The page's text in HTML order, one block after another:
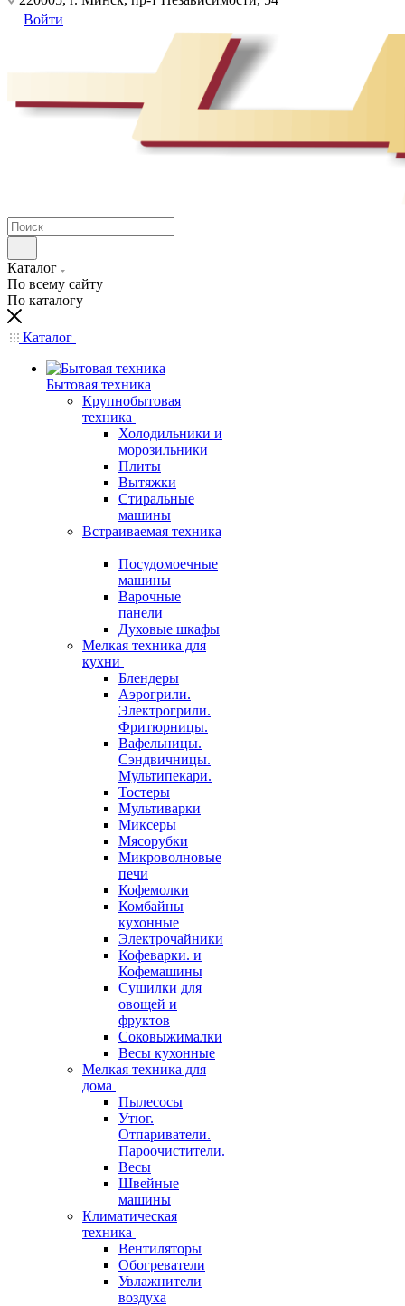
Войти
Каталог
По всему сайту
По каталогу
Каталог
Бытовая техника
Крупнобытовая
техника
Холодильники и
морозильники
Плиты
Вытяжки
Стиральные
машины
Встраиваемая техника
Посудомоечные
машины
Варочные
панели
Духовые шкафы
Мелкая техника для
кухни
Блендеры
Аэрогрили.
Электрогрили.
Фритюрницы.
Вафельницы.
Сэндвичницы.
Мультипекари.
Тостеры
Мультиварки
Миксеры
Мясорубки
Микроволновые
печи
Кофемолки
Комбайны
кухонные
Электрочайники
Кофеварки. и
Кофемашины
Сушилки для
овощей и
фруктов
Соковыжималки
Весы кухонные
Мелкая техника для
дома
Пылесосы
Утюг.
Отпариватели.
Пароочистители.
Весы
Швейные
машины
Климатическая
техника
Вентиляторы
Обогреватели
Увлажнители
воздуха